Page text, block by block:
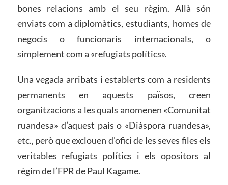
bones relacions amb el seu règim. Allà són
enviats com a diplomàtics, estudiants, homes de
negocis o funcionaris internacionals, o
simplement com a «refugiats polítics».
Una vegada arribats i establerts com a residents
permanents en aquests països, creen
organitzacions a les quals anomenen «Comunitat
ruandesa» d’aquest país o «Diàspora ruandesa»,
etc., però que exclouen d’ofici de les seves files els
veritables refugiats polítics i els opositors al
règim de l’FPR de Paul Kagame.